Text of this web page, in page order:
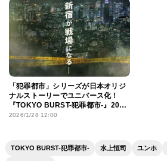
「犯罪都市」シリーズが日本オリジ
ナルストーリーでユニバース化！
『TOKYO BURST-犯罪都市-』2026
年初夏公開へ
2026/1/28 12:00
TOKYO BURST-犯罪都市- 水上恒司 ユンホ